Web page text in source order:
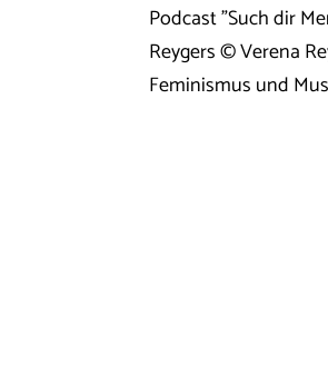
Podcast "Such dir
Reygers © Verena
Feminismus und